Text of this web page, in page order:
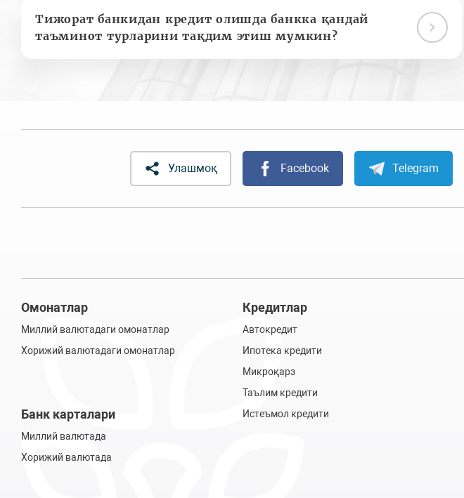
Тижорат банкидан кредит олишда банкка қандай
таъминот турларини тақдим этиш мумкин?
Улашмоқ Facebook Telegram
Омонатлар
Миллий валютадаги омонатлар
Хорижий валютадаги омонатлар
Банк карталари
Миллий валютада
Хорижий валютада
Кредитлар
Автокредит
Ипотека кредити
Микроқарз
Таълим кредити
Истеъмол кредити